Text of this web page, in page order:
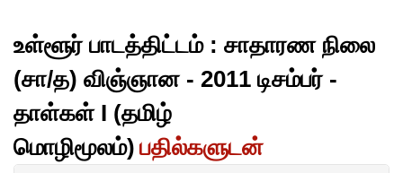
உள்ளூர் பாடத்திட்டம் : சாதாரண நிலை
(சா/த) விஞ்ஞான - 2011 டிசம்பர் -
தாள்கள் I (தமிழ்
மொழிமூலம்) பதில்களுடன்